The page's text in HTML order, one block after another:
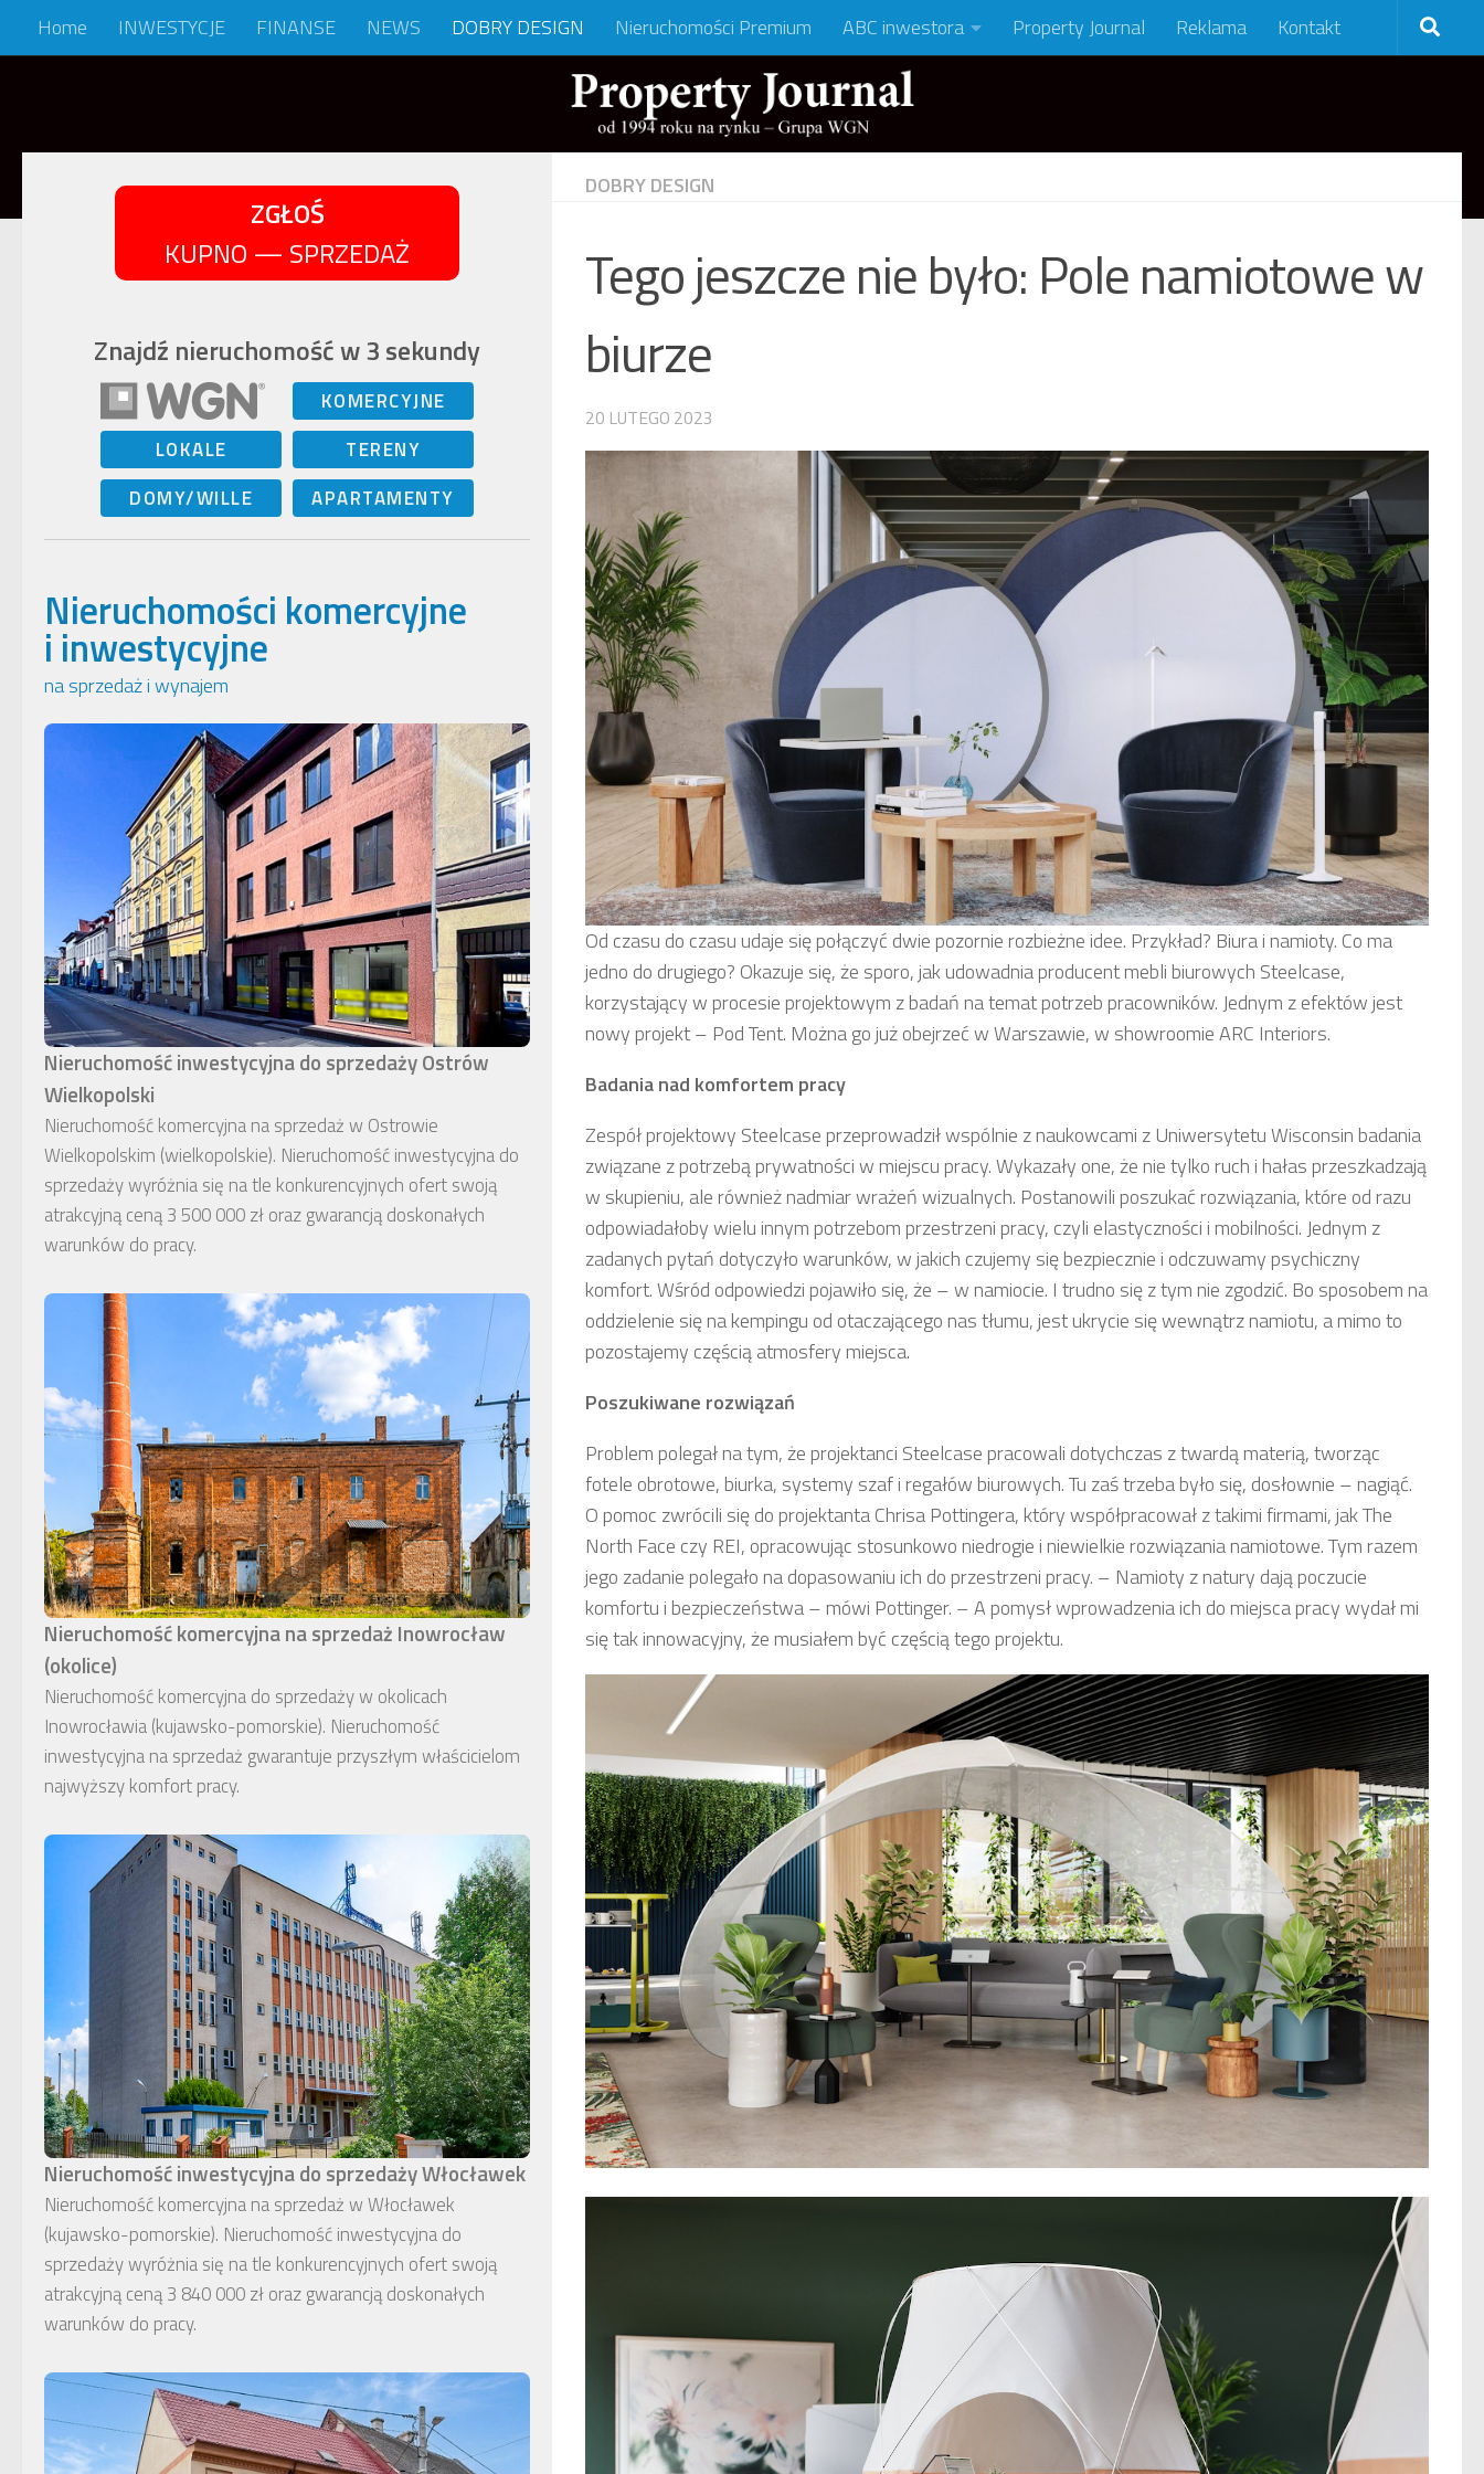
Skip to content
Home INWESTYCJE FINANSE NEWS DOBRY DESIGN Nieruchomości Premium ABC inwestora Property Journal Reklama Kontakt
DOBRY DESIGN
Tego jeszcze nie było: Pole namiotowe w
biurze
20 LUTEGO 2023
Od czasu do czasu udaje się połączyć dwie pozornie rozbieżne idee. Przykład? Biura i namioty. Co ma
jedno do drugiego? Okazuje się, że sporo, jak udowadnia producent mebli biurowych Steelcase,
korzystający w procesie projektowym z badań na temat potrzeb pracowników. Jednym z efektów jest
nowy projekt – Pod Tent. Można go już obejrzeć w Warszawie, w showroomie ARC Interiors.
Badania nad komfortem pracy
Zespół projektowy Steelcase przeprowadził wspólnie z naukowcami z Uniwersytetu Wisconsin badania
związane z potrzebą prywatności w miejscu pracy. Wykazały one, że nie tylko ruch i hałas przeszkadzają
w skupieniu, ale również nadmiar wrażeń wizualnych. Postanowili poszukać rozwiązania, które od razu
odpowiadałoby wielu innym potrzebom przestrzeni pracy, czyli elastyczności i mobilności. Jednym z
zadanych pytań dotyczyło warunków, w jakich czujemy się bezpiecznie i odczuwamy psychiczny
komfort. Wśród odpowiedzi pojawiło się, że – w namiocie. I trudno się z tym nie zgodzić. Bo sposobem na
oddzielenie się na kempingu od otaczającego nas tłumu, jest ukrycie się wewnątrz namiotu, a mimo to
pozostajemy częścią atmosfery miejsca.
Poszukiwane rozwiązań
Problem polegał na tym, że projektanci Steelcase pracowali dotychczas z twardą materią, tworząc
fotele obrotowe, biurka, systemy szaf i regałów biurowych. Tu zaś trzeba było się, dosłownie – nagiąć.
O pomoc zwrócili się do projektanta Chrisa Pottingera, który współpracował z takimi firmami, jak The
North Face czy REI, opracowując stosunkowo niedrogie i niewielkie rozwiązania namiotowe. Tym razem
jego zadanie polegało na dopasowaniu ich do przestrzeni pracy. – Namioty z natury dają poczucie
komfortu i bezpieczeństwa – mówi Pottinger. – A pomysł wprowadzenia ich do miejsca pracy wydał mi
się tak innowacyjny, że musiałem być częścią tego projektu.
ZGŁOŚ
KUPNO — SPRZEDAŻ
Znajdź nieruchomość w 3 sekundy
KOMERCYJNE
LOKALE
TERENY
DOMY/WILLE
APARTAMENTY
Nieruchomości komercyjne
i inwestycyjne
na sprzedaż i wynajem
Nieruchomość inwestycyjna do sprzedaży Ostrów
Wielkopolski
Nieruchomość komercyjna na sprzedaż w Ostrowie
Wielkopolskim (wielkopolskie). Nieruchomość inwestycyjna do
sprzedaży wyróżnia się na tle konkurencyjnych ofert swoją
atrakcyjną ceną 3 500 000 zł oraz gwarancją doskonałych
warunków do pracy.
Nieruchomość komercyjna na sprzedaż Inowrocław
(okolice)
Nieruchomość komercyjna do sprzedaży w okolicach
Inowrocławia (kujawsko-pomorskie). Nieruchomość
inwestycyjna na sprzedaż gwarantuje przyszłym właścicielom
najwyższy komfort pracy.
Nieruchomość inwestycyjna do sprzedaży Włocławek
Nieruchomość komercyjna na sprzedaż w Włocławek
(kujawsko-pomorskie). Nieruchomość inwestycyjna do
sprzedaży wyróżnia się na tle konkurencyjnych ofert swoją
atrakcyjną ceną 3 840 000 zł oraz gwarancją doskonałych
warunków do pracy.